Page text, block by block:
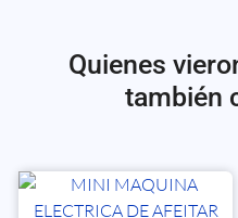
Quienes
también